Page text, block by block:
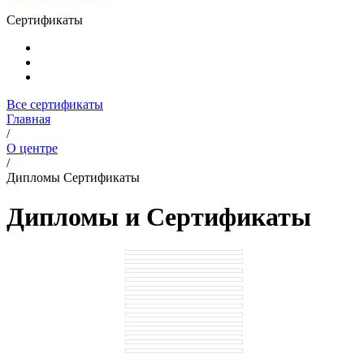
Сертификаты
Все сертификаты
Главная
/
О центре
/
Дипломы Сертификаты
Дипломы и Сертификаты